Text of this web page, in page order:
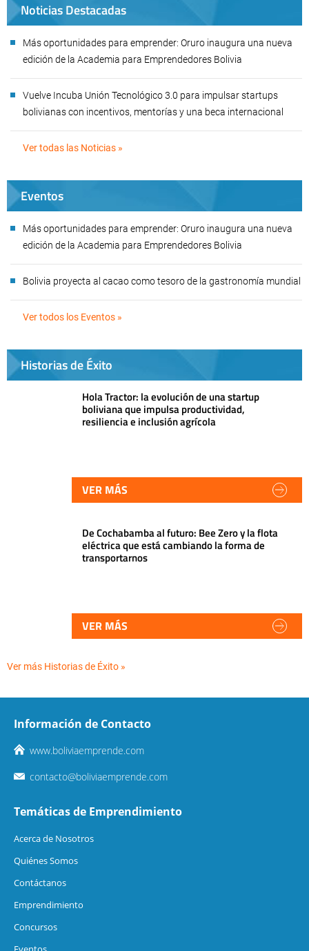
Noticias Destacadas
Más oportunidades para emprender: Oruro inaugura una nueva
edición de la Academia para Emprendedores Bolivia
Vuelve Incuba Unión Tecnológico 3.0 para impulsar startups
bolivianas con incentivos, mentorías y una beca internacional
Ver todas las Noticias »
Eventos
Más oportunidades para emprender: Oruro inaugura una nueva
edición de la Academia para Emprendedores Bolivia
Bolivia proyecta al cacao como tesoro de la gastronomía mundial
Ver todos los Eventos »
Historias de Éxito
Hola Tractor: la evolución de una startup
boliviana que impulsa productividad,
resiliencia e inclusión agrícola
VER MÁS
De Cochabamba al futuro: Bee Zero y la flota
eléctrica que está cambiando la forma de
transportarnos
VER MÁS
Ver más Historias de Éxito »
Información de Contacto
www.boliviaemprende.com
contacto@boliviaemprende.com
Temáticas de Emprendimiento
Acerca de Nosotros
Quiénes Somos
Contáctanos
Emprendimiento
Concursos